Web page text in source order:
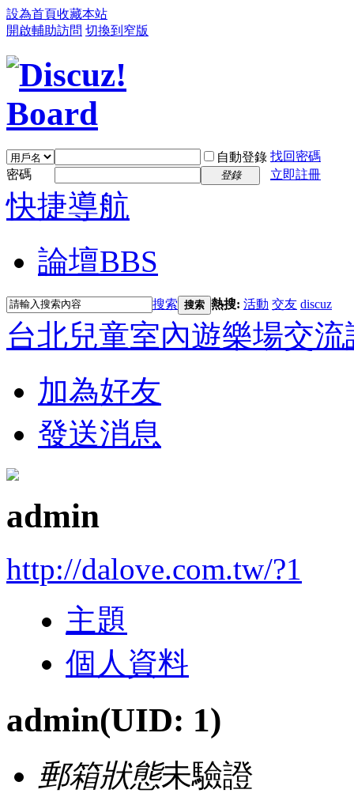
設為首頁收藏本站
開啟輔助訪問 切換到窄版
自動登錄 找回密碼
密碼
登錄 立即註冊
快捷導航
論壇BBS
搜索 搜索 熱搜: 活動 交友 discuz
台北兒童室內遊樂場交流
加為好友
發送消息
admin
http://dalove.com.tw/?1
主題
個人資料
admin(UID: 1)
郵箱狀態未驗證